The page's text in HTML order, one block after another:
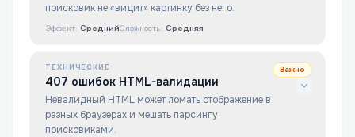
поисковик не «видит» картинку без него.
Эффект: СреднийСложность: Средняя
ТЕХНИЧЕСКИЕ
407 ошибок HTML-валидации
Невалидный HTML может ломать отображение в
разных браузерах и мешать парсингу
поисковиками.
Важно